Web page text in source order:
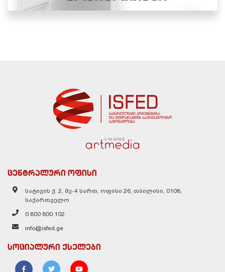
created
ცენტრალური ოფისი
სატივის ქ. 2, მე-4 სართ, ოფისი 26, თბილისი, 0108,
საქართველო
0 800 800 102
info@isfed.ge
სოციალური ქსელები